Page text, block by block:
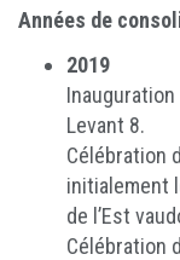
Années de
2019
Levant 8.
Célébration
initialement
de l’Est
Célébration